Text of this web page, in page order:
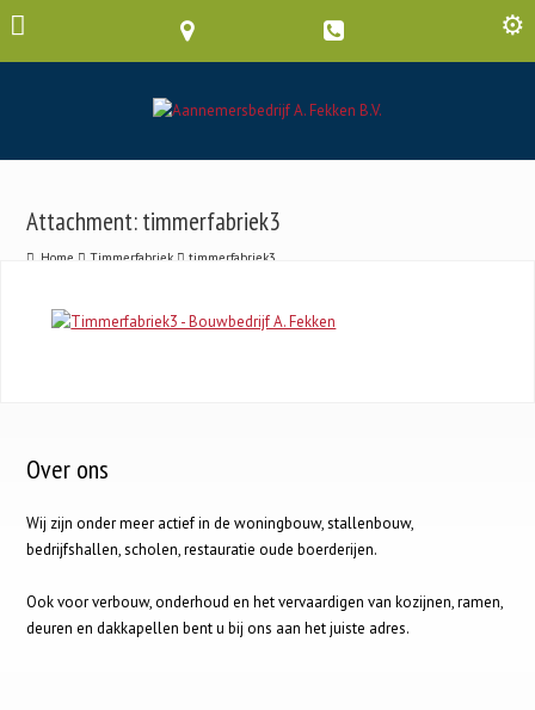
Attachment: timmerfabriek3
Home Timmerfabriek timmerfabriek3
Over ons
Wij zijn onder meer actief in de woningbouw, stallenbouw,
bedrijfshallen, scholen, restauratie oude boerderijen.
Ook voor verbouw, onderhoud en het vervaardigen van kozijnen, ramen,
deuren en dakkapellen bent u bij ons aan het juiste adres.